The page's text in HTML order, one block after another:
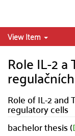
View Item
Role IL-2 a
Role of IL-2
regulatory cells
bachelor thesis (